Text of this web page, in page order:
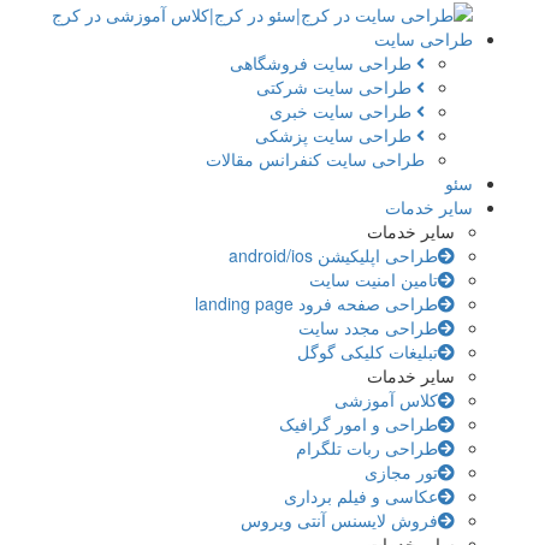
طراحی سایت
طراحی سایت فروشگاهی
طراحی سایت شرکتی
طراحی سایت خبری
طراحی سایت پزشکی
طراحی سایت کنفرانس مقالات
سئو
سایر خدمات
سایر خدمات
طراحی اپلیکیشن android/ios
تامین امنیت سایت
طراحی صفحه فرود landing page
طراحی مجدد سایت
تبلیغات کلیکی گوگل
سایر خدمات
کلاس آموزشی
طراحی و امور گرافیک
طراحی ربات تلگرام
تور مجازی
عکاسی و فیلم برداری
فروش لایسنس آنتی ویروس